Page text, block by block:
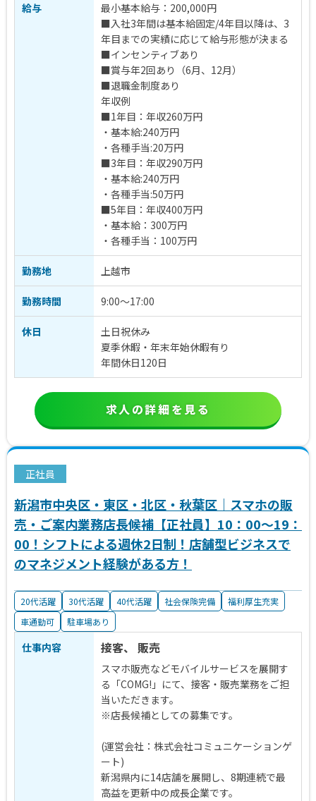
給与
最小基本給与：200,000円
■入社3年間は基本給固定/4年目以降は、3
年目までの実績に応じて給与形態が決まる
■インセンティブあり
■賞与年2回あり（6月、12月）
■退職金制度あり
年収例
■1年目：年収260万円
・基本給:240万円
・各種手当:20万円
■3年目：年収290万円
・基本給:240万円
・各種手当:50万円
■5年目：年収400万円
・基本給：300万円
・各種手当：100万円
勤務地 上越市
勤務時間 9:00～17:00
休日
土日祝休み
夏季休暇・年末年始休暇有り
年間休日120日
求人の詳細を見る
正社員
新潟市中央区・東区・北区・秋葉区｜スマホの販
売・ご案内業務店長候補【正社員】10：00～19：
00！シフトによる週休2日制！店舗型ビジネスで
のマネジメント経験がある方！
20代活躍 30代活躍 40代活躍 社会保険完備
福利厚生充実
車通勤可
駐車場あり
仕事内容 接客、 販売
スマホ販売などモバイルサービスを展開す
る「COMG!」にて、接客・販売業務をご担
当いただきます。
※店長候補としての募集です。
(運営会社：株式会社コミュニケーションゲ
ート)
新潟県内に14店舗を展開し、8期連続で最
高益を更新中の成長企業です。